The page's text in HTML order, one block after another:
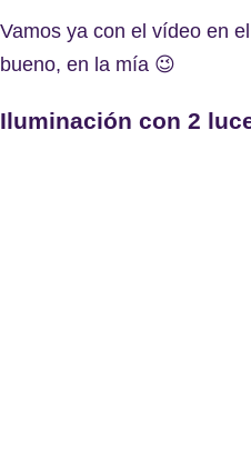
Vamos ya con el vídeo en
bueno, en la mía 😉
Iluminación con 2